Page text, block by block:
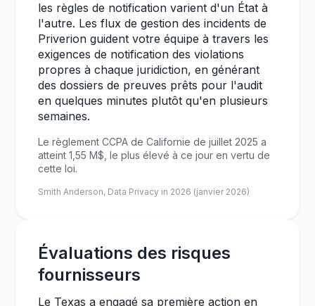
les règles de notification varient d'un État à
l'autre. Les flux de gestion des incidents de
Priverion guident votre équipe à travers les
exigences de notification des violations
propres à chaque juridiction, en générant
des dossiers de preuves prêts pour l'audit
en quelques minutes plutôt qu'en plusieurs
semaines.
Le règlement CCPA de Californie de juillet 2025 a
atteint 1,55 M$, le plus élevé à ce jour en vertu de
cette loi.
Smith Anderson, Data Privacy in 2026 (janvier 2026)
Évaluations des risques
fournisseurs
Le Texas a engagé sa première action en